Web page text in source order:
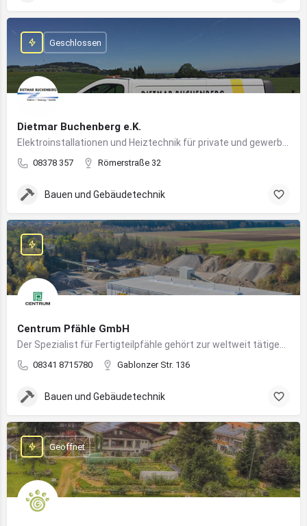
Dietmar Buchenberg e.K.
08378 357 Römerstraße 32
Geschlossen
Bauen und Gebäudetechnik
Centrum Pfähle GmbH
08341 8715780 Gablonzer Str. 136
Bauen und Gebäudetechnik
Geöffnet